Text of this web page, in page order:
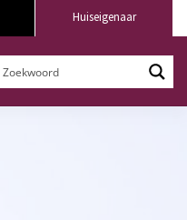
Huiseigenaar